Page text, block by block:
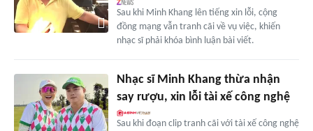
Sau khi Minh Khang lên tiếng xin lỗi, cộng
đồng mạng vẫn tranh cãi về vụ việc, khiến
nhạc sĩ phải khóa bình luận bài viết.
Nhạc sĩ Minh Khang thừa nhận
say rượu, xin lỗi tài xế công nghệ
Sau khi đoạn clip tranh cãi với tài xế công nghệ